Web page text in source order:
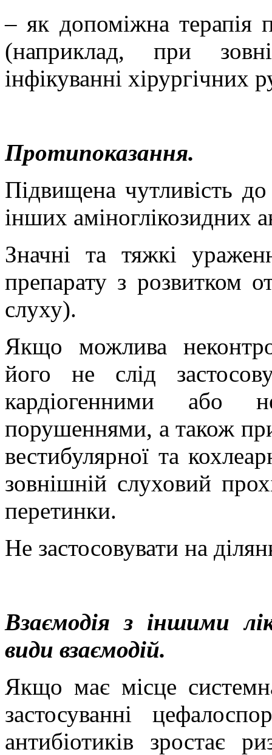
– як допоміжна терапія
(наприклад, при
інфікуванні хірургічних
Протипоказання.
Підвищена чутливість
інших аміноглікозидних
Значні та тяжкі
препарату з розвитком
слуху).
Якщо можлива
його не слід
кардіогенними або
порушеннями, а також
вестибулярної та
зовнішній слуховий
перетинки.
Не застосовувати на
Взаємодія з іншими
види взаємодій.
Якщо має місце
застосуванні
антибіотиків зростає